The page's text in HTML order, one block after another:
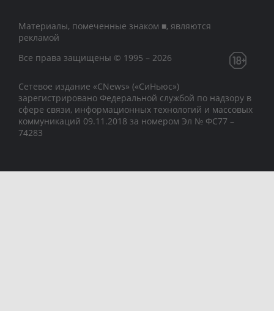
Материалы, помеченные знаком ■, являются
рекламой
Все права защищены © 1995 – 2026
Сетевое издание «CNews» («СиНьюс»)
зарегистрировано Федеральной службой по надзору в
сфере связи, информационных технологий и массовых
коммуникаций 09.11.2018 за номером Эл № ФС77 –
74283